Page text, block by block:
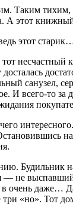
Таким
А этот
этот
досталась
санузел,
И всего-то
Будильник
— не
в очень даже…
«но». Тот